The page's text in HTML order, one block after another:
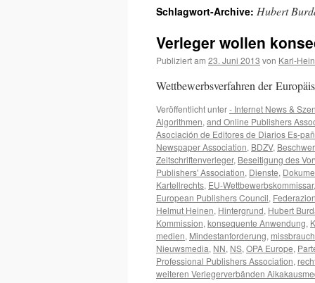
springen
Schlagwort-Archive: Hubert
Verleger wollen
Publiziert am 23. Juni 2013 von Karl-
Wettbewerbsverfahren der
Veröffentlicht unter- Internet News &
Algorithmen, and Online Publishers
Asociación de Editores de Diarios Es-
Newspaper Association, BDZV,
Zeitschriftenverleger, Beseitigung des
Publishers' Association, Dienste,
Kartellrechts, EU-Wettbewerbskommissar,
European Publishers Council,
Helmut Heinen, Hintergrund, Hubert
Kommission, konsequente Anwendung,
medien, Mindestanforderung, missbrauch
Nieuwsmedia, NN, NS, OPA Europe,
Professional Publishers Association,
weiteren Verlegerverbänden